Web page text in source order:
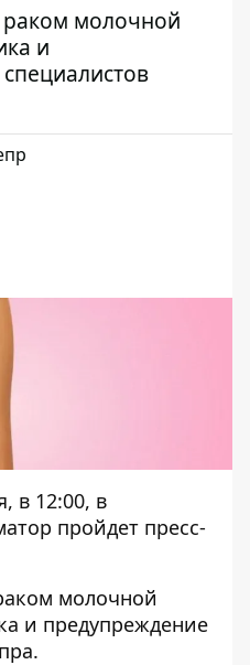
молочной
и
в 12:00, в
пройдет пресс-
молочной
и предупреждение